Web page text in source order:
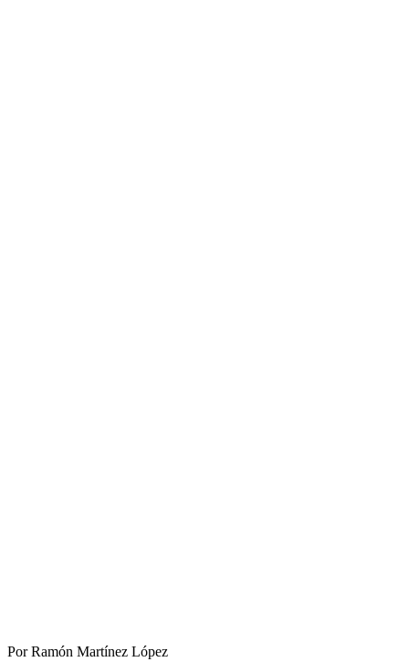
Por Ramón Martínez López